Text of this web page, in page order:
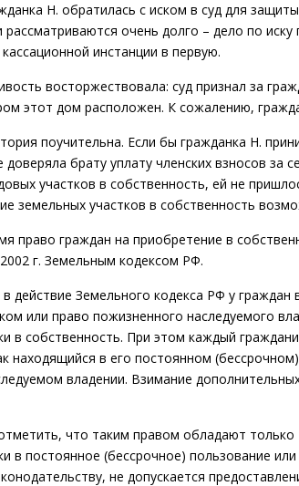
Н. обратилась с иском в суд для
рассматриваются очень долго – дело по
инстанции в первую.
восторжествовала: суд признал за
этот дом расположен. К сожалению,
поучительна. Если бы гражданка Н.
брату уплату членских взносов за
участков в собственность, ей не
земельных участков в собственность
право граждан на приобретение в
г. Земельным кодексом РФ.
действие Земельного кодекса РФ у
или право пожизненного наследуемого
в собственность. При этом каждый
находящийся в его постоянном
владении. Взимание
что таким правом обладают
в постоянное (бессрочное) пользование
не допускается